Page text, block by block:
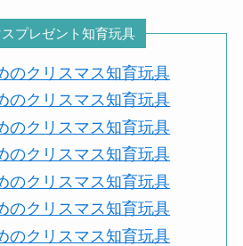
プレゼント知育玩具
のクリスマス知育玩具
のクリスマス知育玩具
のクリスマス知育玩具
のクリスマス知育玩具
のクリスマス知育玩具
のクリスマス知育玩具
のクリスマス知育玩具